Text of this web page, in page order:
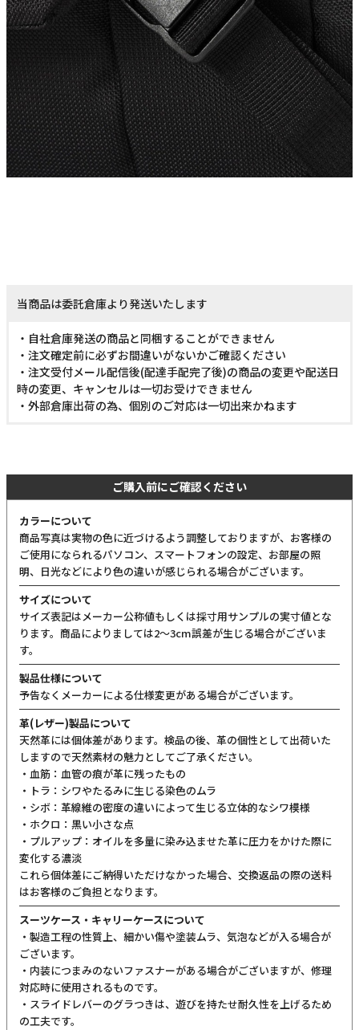
当商品は委託倉庫より発送いたします
・自社倉庫発送の商品と同梱することができません
・注文確定前に必ずお間違いがないかご確認ください
・注文受付メール配信後(配達手配完了後)の商品の変更や配送日
時の変更、キャンセルは一切お受けできません
・外部倉庫出荷の為、個別のご対応は一切出来かねます
ご購入前にご確認ください
カラーについて
商品写真は実物の色に近づけるよう調整しておりますが、お客様の
ご使用になられるパソコン、スマートフォンの設定、お部屋の照
明、日光などにより色の違いが感じられる場合がございます。
サイズについて
サイズ表記はメーカー公称値もしくは採寸用サンプルの実寸値とな
ります。商品によりましては2〜3cm誤差が生じる場合がございま
す。
製品仕様について
予告なくメーカーによる仕様変更がある場合がございます。
革(レザー)製品について
天然革には個体差があります。検品の後、革の個性として出荷いた
しますので天然素材の魅力としてご了承ください。
・血筋：血管の痕が革に残ったもの
・トラ：シワやたるみに生じる染色のムラ
・シボ：革線維の密度の違いによって生じる立体的なシワ模様
・ホクロ：黒い小さな点
・プルアップ：オイルを多量に染み込ませた革に圧力をかけた際に
変化する濃淡
これら個体差にご納得いただけなかった場合、交換返品の際の送料
はお客様のご負担となります。
スーツケース・キャリーケースについて
・製造工程の性質上、細かい傷や塗装ムラ、気泡などが入る場合が
ございます。
・内装につまみのないファスナーがある場合がございますが、修理
対応時に使用されるものです。
・スライドレバーのグラつきは、遊びを持たせ耐久性を上げるため
の工夫です。